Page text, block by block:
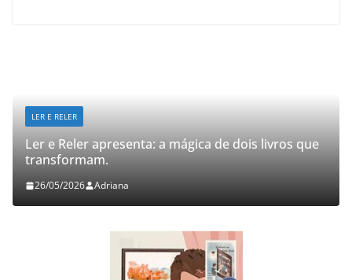
LER E RELER
Ler e Reler apresenta: a mágica de dois livros que
transformam.
26/05/2026 Adriana